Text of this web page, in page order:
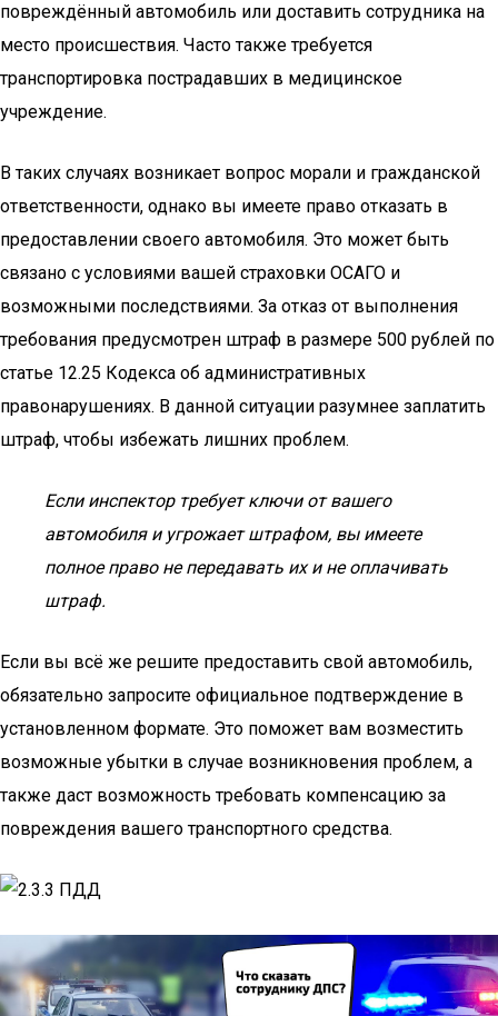
повреждённый автомобиль или доставить сотрудника на
место происшествия. Часто также требуется
транспортировка пострадавших в медицинское
учреждение.
В таких случаях возникает вопрос морали и гражданской
ответственности, однако вы имеете право отказать в
предоставлении своего автомобиля. Это может быть
связано с условиями вашей страховки ОСАГО и
возможными последствиями. За отказ от выполнения
требования предусмотрен штраф в размере 500 рублей по
статье 12.25 Кодекса об административных
правонарушениях. В данной ситуации разумнее заплатить
штраф, чтобы избежать лишних проблем.
Если инспектор требует ключи от вашего
автомобиля и угрожает штрафом, вы имеете
полное право не передавать их и не оплачивать
штраф.
Если вы всё же решите предоставить свой автомобиль,
обязательно запросите официальное подтверждение в
установленном формате. Это поможет вам возместить
возможные убытки в случае возникновения проблем, а
также даст возможность требовать компенсацию за
повреждения вашего транспортного средства.